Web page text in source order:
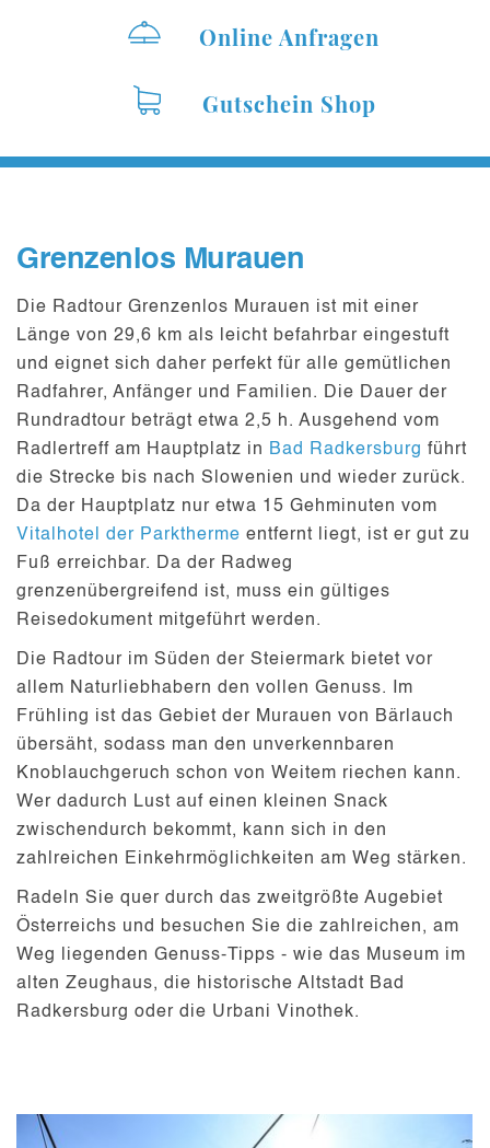
Online Anfragen
Gutschein Shop
Grenzenlos Murauen
Die Radtour Grenzenlos Murauen ist mit einer
Länge von 29,6 km als leicht befahrbar eingestuft
und eignet sich daher perfekt für alle gemütlichen
Radfahrer, Anfänger und Familien. Die Dauer der
Rundradtour beträgt etwa 2,5 h. Ausgehend vom
Radlertreff am Hauptplatz in Bad Radkersburg führt
die Strecke bis nach Slowenien und wieder zurück.
Da der Hauptplatz nur etwa 15 Gehminuten vom
Vitalhotel der Parktherme entfernt liegt, ist er gut zu
Fuß erreichbar. Da der Radweg
grenzenübergreifend ist, muss ein gültiges
Reisedokument mitgeführt werden.
Die Radtour im Süden der Steiermark bietet vor
allem Naturliebhabern den vollen Genuss. Im
Frühling ist das Gebiet der Murauen von Bärlauch
übersäht, sodass man den unverkennbaren
Knoblauchgeruch schon von Weitem riechen kann.
Wer dadurch Lust auf einen kleinen Snack
zwischendurch bekommt, kann sich in den
zahlreichen
Einkehrmöglichkeiten am Weg stärken.
Radeln Sie quer durch das zweitgrößte Augebiet
Österreichs und besuchen Sie die zahlreichen, am
Weg liegenden Genuss-Tipps - wie das Museum im
alten Zeughaus, die historische Altstadt Bad
Radkersburg oder die Urbani Vinothek.